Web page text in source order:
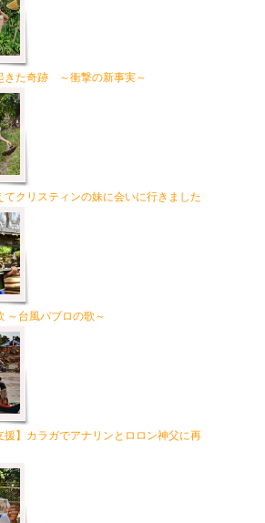
きた奇跡 ～衝撃の新事実～
てクリスティンの妹に会いに行きました
～台風パブロの歌～
援】カラガでアナリンとロロン神父に再